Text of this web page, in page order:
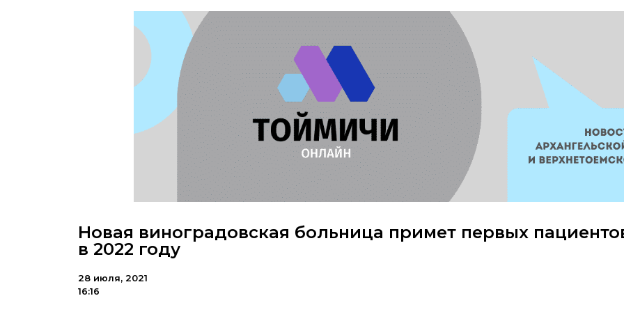
Новая виноградовская больница примет первых
в 2022 году
28 июля, 2021
16:16